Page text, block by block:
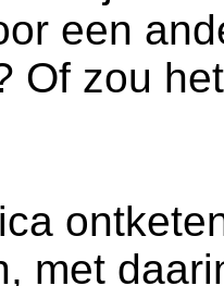
een
Of zou
met